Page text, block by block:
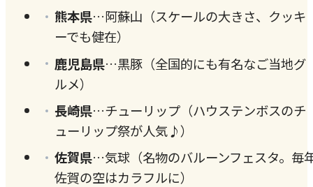
熊本県…阿蘇山（スケールの大きさ、クッキ
ーでも健在）
鹿児島県…黒豚（全国的にも有名なご当地グ
ルメ）
長崎県…チューリップ（ハウステンボスのチ
ューリップ祭が人気♪）
佐賀県…気球（名物のバルーンフェスタ。毎
佐賀の空はカラフルに）